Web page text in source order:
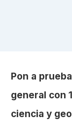
Pon a
general con
ciencia y